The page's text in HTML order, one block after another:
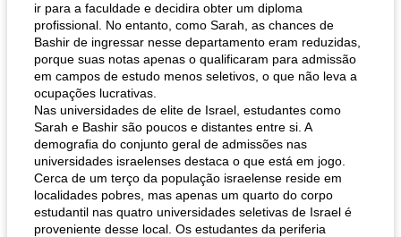
ir para a faculdade e decidira obter um diploma
profissional. No entanto, como Sarah, as chances de
Bashir de ingressar nesse departamento eram reduzidas,
porque suas notas apenas o qualificaram para admissão
em campos de estudo menos seletivos, o que não leva a
ocupações lucrativas.
Nas universidades de elite de Israel, estudantes como
Sarah e Bashir são poucos e distantes entre si. A
demografia do conjunto geral de admissões nas
universidades israelenses destaca o que está em jogo.
Cerca de um terço da população israelense reside em
localidades pobres, mas apenas um quarto do corpo
estudantil nas quatro universidades seletivas de Israel é
proveniente desse local. Os estudantes da periferia